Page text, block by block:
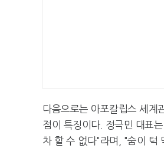
다음으로는 아포칼립스 세계
점이 특징이다. 정극민 대표
차 할 수 없다"라며, "숨이 턱